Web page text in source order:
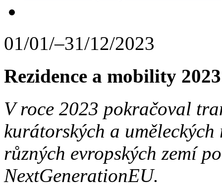
01/01/–31/12/2023
Rezidence a mobility 2023
V roce 2023 pokračoval
kurátorských a
různých evropských zemí
NextGenerationEU.